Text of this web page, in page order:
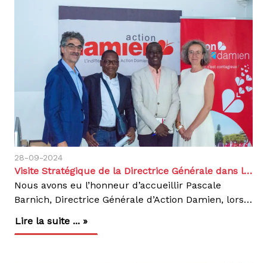
28-09-2024
Visite Stratégique de la Directrice Générale dans le projet Action Damien en RDC – 20 au 27 septembre 202242
Nous avons eu l’honneur d’accueillir Pascale
Barnich, Directrice Générale d’Action Damien, lors de sa visite en RDC, accompagnée du Dr Alberto Roggi, Conseiller médical, et d’Angela Bianco, Officier de Liaison à Bruxelles. Cette mission a marqué un moment fort de renforcement de notre engagement envers les populations les plus vulnérables, touchées par des maladies telles que la lèpre, la tuberculose et d’autres maladies tropicales négligées comme l’ulcère de Buruli et le pian.Un Partenaire Actif dans la Lutte Contre les MaladiesCette deuxième visite depuis 2022 avait pour objectif d'établir des liens encore plus solides avec les autorités sanitaires nationales et locales afin de poursuivre les discussions sur la lutte contre les maladies pour lesquelles nous œuvrons. La Directrice a ainsi rencontré le Dr Yuma Ramazani, Secrétaire Général à la Santé Publique, pour explorer des pistes de collaboration renforcée avec le Ministère de la Santé publique, hygiène et prévoyance sociale.Les échanges avec des partenaires tels que l’USAID, l’Union Européenne, l’Ambassade de Belgiqueundefined de France en RDC, le PNUD et l’OPALCO ainsi que l’INRB ont permis de faire le bilan des actions menées et d’identifier les axes d'amélioration pour maximiser l’impact de nos interventions sur le terrain.Un Impact Mesurable sur la Santé PubliqueLes résultats obtenus en 2023 témoignent de l'efficacité de nos efforts : dans les 9 provinces où nous intervenons. La couverture pour la tuberculose a atteint 84%, avec 117 935 personnes traitées. Concernant la lèpre, 2032 nouveaux cas ont été dépistés et pris en charge, tandis que 514 cas de Pian ont été traités avec succès et 65 nouveaux cas d’ulcère de Buruli ont également été soignés. Ces résultats sont la preuve tangible de l'impact de nos actions.Vers une Collaboration RenforcéeUn moment clé de cette mission a été la session d'auto-évaluation avec le Comité de Direction de la coordination nationale d’Action Damien RDC, qui a permis de faire le point sur nos réalisations et de définir des objectifs plus ambitieux pour l’avenir.La visite de la Directrice Générale a été une occasion précieuse de renforcer nos partenariats et de stimuler l’action collective en faveur de la santé des populations vulnérables en RDC. Grâce à un engagement commun et des efforts coordonnés, nous restons résolus à éliminer la lèpre, la tuberculose et d'autres maladies tropicales négligées.Ensemble, nous faisons la différence pour un avenir en meilleure santé pour tous.
Lire la suite ... »